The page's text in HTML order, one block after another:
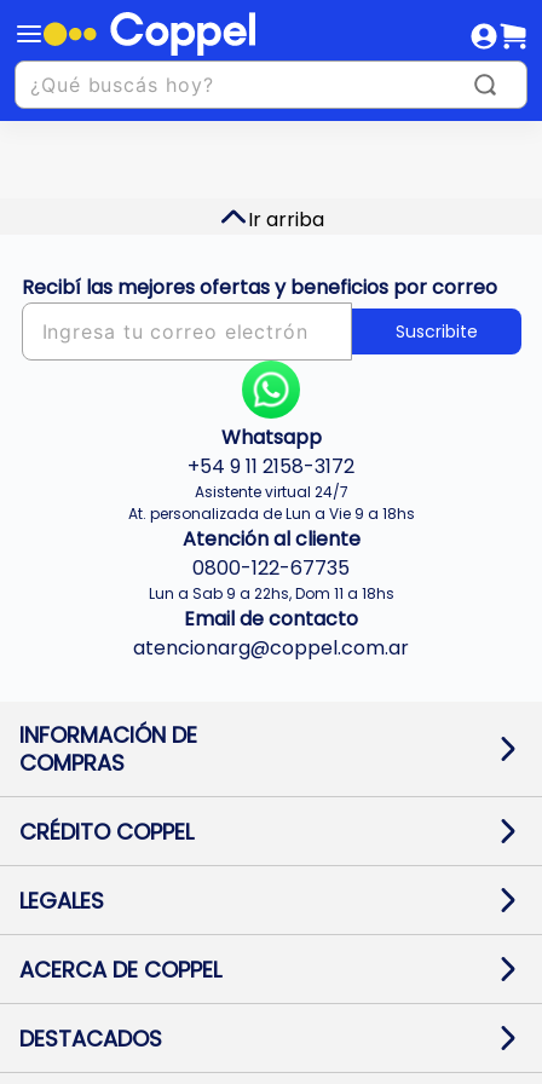
Ir arriba
Recibí las mejores ofertas y beneficios por correo
Suscribite
Whatsapp
+54 9 11 2158-3172
Asistente virtual 24/7
At. personalizada de Lun a Vie 9 a 18hs
Atención al cliente
0800-122-67735
Lun a Sab 9 a 22hs, Dom 11 a 18hs
Email de contacto
atencionarg@coppel.com.ar
INFORMACIÓN DE
COMPRAS
Términos y condiciones
Botón de arrepentimiento
Mapa de sitio
CRÉDITO COPPEL
Solicitar Crédito
Medios de Pago
Pago Fácil Online
LEGALES
Baja contratos
Defensa al consumidor CABA
ACERCA DE COPPEL
Trabajá con Nosotros
Preguntas Frecuentes
DESTACADOS